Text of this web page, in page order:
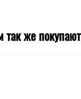
так же покупают